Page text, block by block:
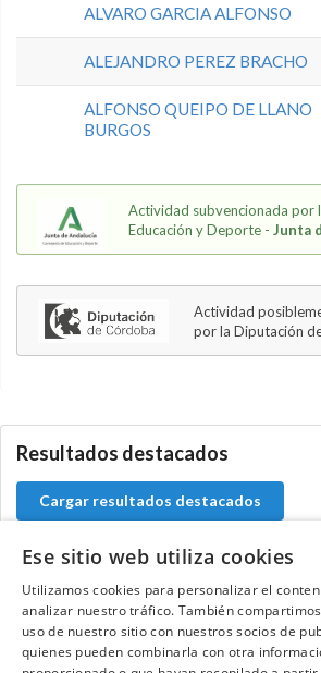
ALVARO GARCIA ALFONSO
ALEJANDRO PEREZ BRACHO
ALFONSO QUEIPO DE LLANO
BURGOS
Actividad subvencionada por
Educación y Deporte - Junta
Actividad
por la Diputación
Resultados destacados
Cargar resultados destacados
Contacta con el equipo de
Opina
Ese sitio web utiliza cookies
Utilizamos cookies para personalizar el
analizar nuestro tráfico. También
uso de nuestro sitio con nuestros socios de
quienes pueden combinarla con otra